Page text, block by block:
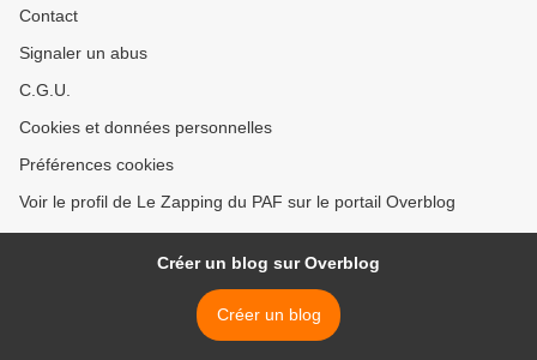
Contact
Signaler un abus
C.G.U.
Cookies et données personnelles
Préférences cookies
Voir le profil de Le Zapping du PAF sur le portail Overblog
Créer un blog sur Overblog
Créer un blog